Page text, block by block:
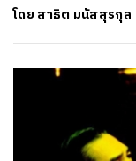
โดย สาธิต มนัสสุรกุล